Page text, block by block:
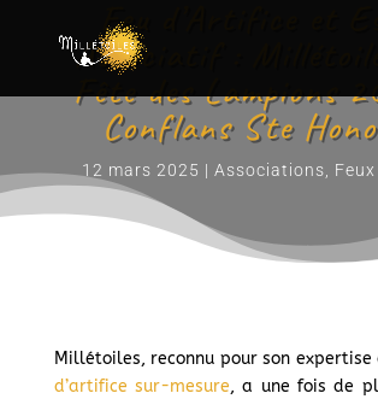
Feu d’Artifice et
Associatif :
Fête des Lampions
Conflans Ste
12 mars 2025 |Associations
Millétoiles, reconnu pour son
d’artifice sur-mesure, a une fois de